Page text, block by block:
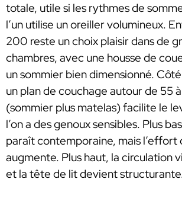
totale, utile si les rythmes de
l’un utilise un oreiller volumineux.
200 reste un choix plaisir dans de
chambres, avec une housse de
un sommier bien dimensionné.
un plan de couchage autour de 55
(sommier plus matelas) facilite le
l’on a des genoux sensibles. Plus
paraît contemporaine, mais l’effort
augmente. Plus haut, la circulation
et la tête de lit devient